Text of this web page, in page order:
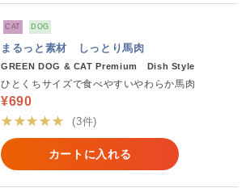
CAT DOG
まるっと素材 しっとり馬肉
GREEN DOG & CAT Premium Dish Style
ひとくちサイズで食べやすいやわらか馬肉
¥690
★★★★★
(3件)
カートに入れる